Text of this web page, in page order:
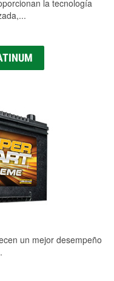
la tecnología
...
un mejor desempeño